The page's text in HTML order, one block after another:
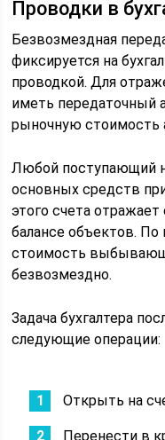
Проводки в
Безвозмездная
фиксируется на
проводкой. Для
иметь передаточный
рыночную стоимость
Любой поступающий
основных средств
этого счета
балансе объектов. По
стоимость
безвозмездно.
Задача бухгалтера
следующие операции:
Открыть на
Перенести в